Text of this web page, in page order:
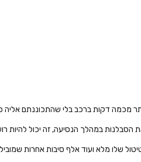
מכמה דקות ברכב בלי שהתכוננתם
הסבלנות במהלך הנסיעה, זה יכול להיות
שלו מלא ועוד אלף סיבות אחרות